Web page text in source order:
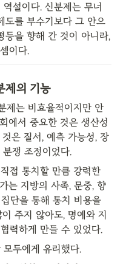
설이다. 신분제는 무너
도를 부수기보다 그 안으
등을 향해 간 것이 아니라,
이다.
제의 기능
제는 비효율적이지만 안
에서 중요한 것은 생산성
은 질서, 예측 가능성, 장
쟁 조정이었다.
접 통치할 만큼 강력한
는 지방의 사족, 문중, 향
단을 통해 통치 비용을
주지 않아도, 명예와 지
력하게 만들 수 있었다.
두에게 유리했다.